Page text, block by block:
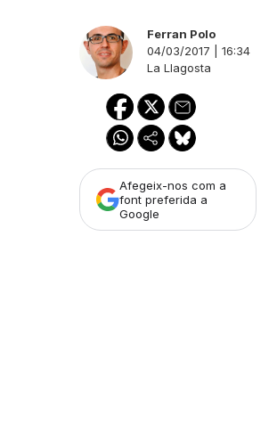
Ferran Polo
04/03/2017 | 16:34
La Llagosta
Afegeix-nos com a
font preferida a
Google